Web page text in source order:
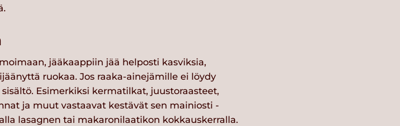
jääkaappiin jää helposti kasviksia,
ruokaa. Jos raaka-ainejämille ei löydy
Esimerkiksi kermatilkat, juustoraasteet,
ja muut vastaavat kestävät sen mainiosti -
lasagnen tai makaronilaatikon kokkauskerralla.